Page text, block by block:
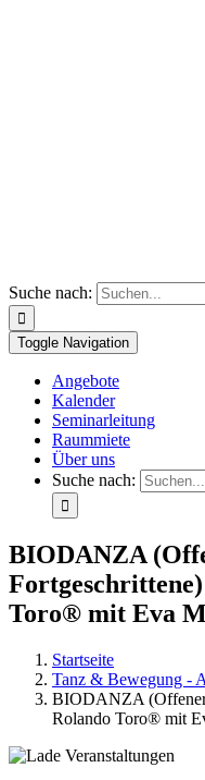
Suche nach:
Toggle Navigation
Angebote
Kalender
Seminarleitung
Raummiete
Über uns
Suche nach:
BIODANZA
Toro® mit Eva
Startseite
Tanz & Bewegung -
BIODANZA (Offener
Rolando Toro® mit